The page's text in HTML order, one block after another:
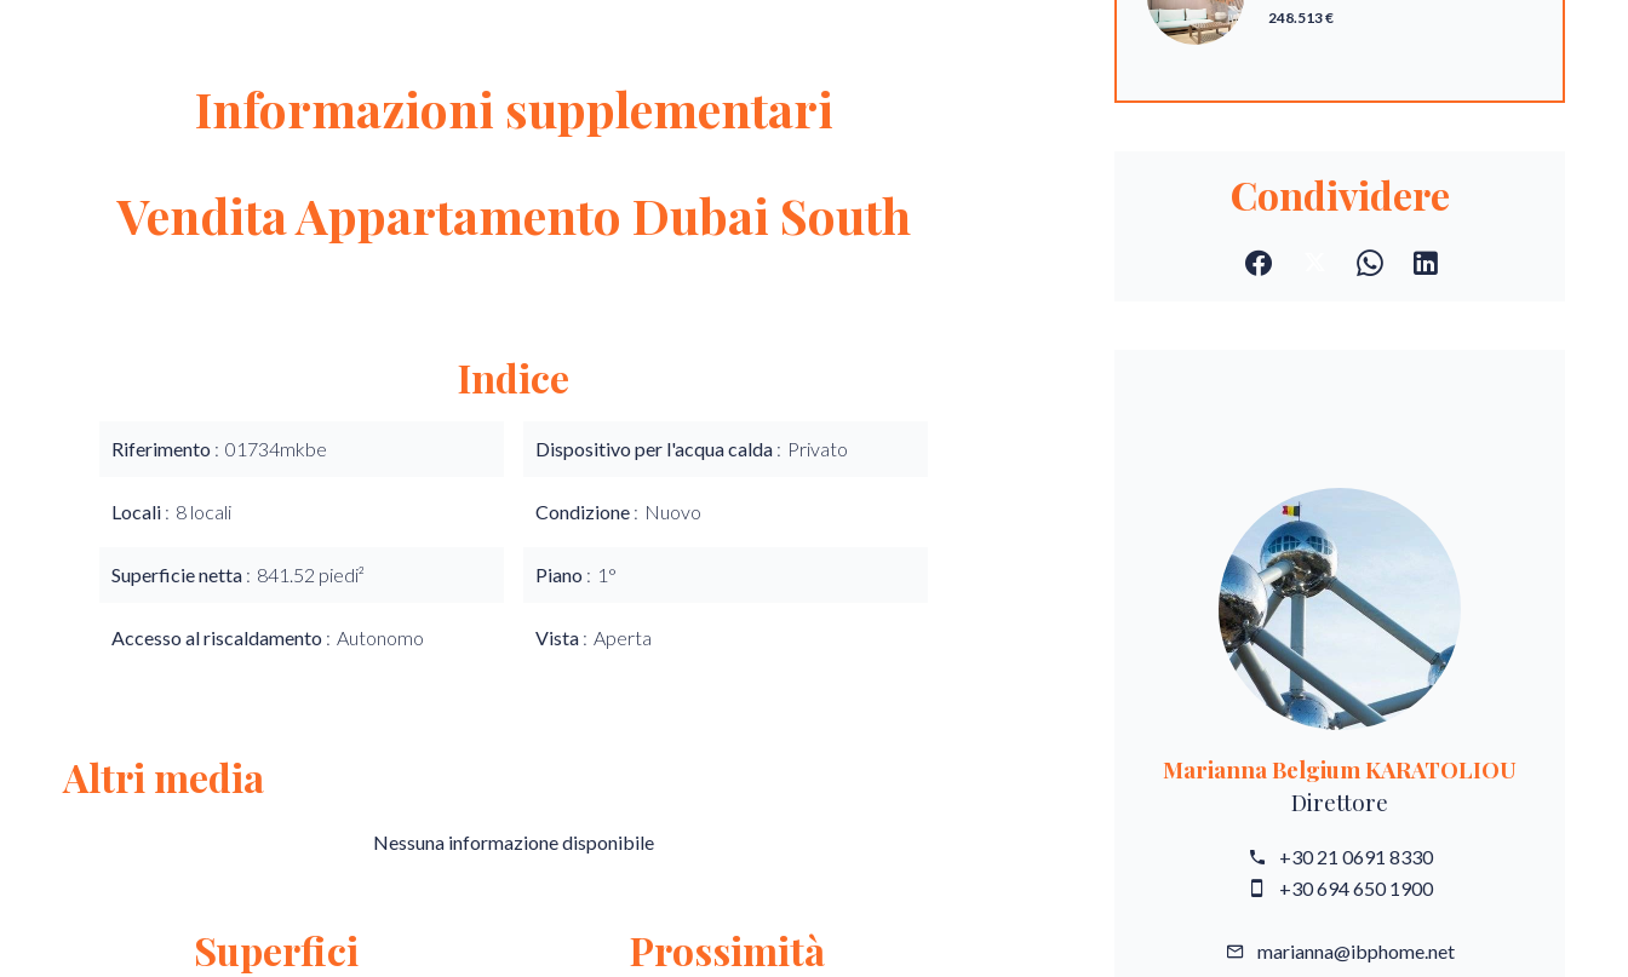
Informazioni supplementari
Vendita Appartamento Dubai South
Indice
Riferimento 01734mkbe
Locali 8 locali
Superficie netta 841.52 piedi²
Accesso al riscaldamento Autonomo
Dispositivo per l'acqua calda Privato
Condizione Nuovo
Piano 1°
Vista Aperta
Altri media
Nessuna informazione disponibile
Superfici Prossimità
248.513 €
Condividere
Marianna Belgium KARATOLIOU
Direttore
+30 21 0691 8330
+30 694 650 1900
marianna@ibphome.net